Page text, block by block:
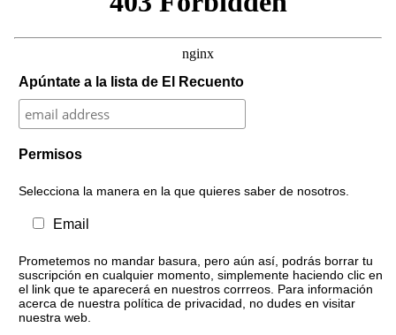
Apúntate a la lista de El Recuento
Permisos
Selecciona la manera en la que quieres saber de nosotros.
Email
Prometemos no mandar basura, pero aún así, podrás borrar tu
suscripción en cualquier momento, simplemente haciendo clic en
el link que te aparecerá en nuestros corrreos. Para información
acerca de nuestra política de privacidad, no dudes en visitar
nuestra web.